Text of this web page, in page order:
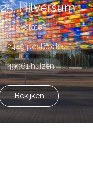
25. Hilversum
725 straten
2449 postcodes
49961 huizen
Bekijken